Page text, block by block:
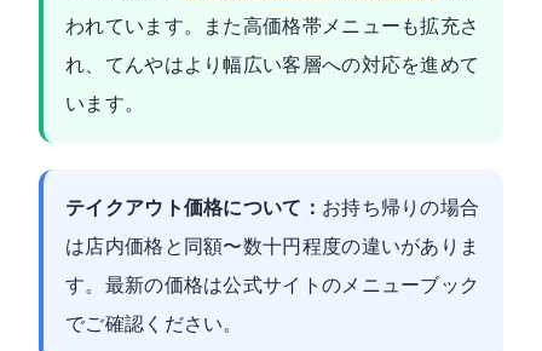
われています。また高価格帯メニューも拡充さ
れ、てんやはより幅広い客層への対応を進めて
います。
テイクアウト価格について： お持ち帰りの場合
は店内価格と同額〜数十円程度の違いがありま
す。最新の価格は公式サイトのメニューブック
でご確認ください。